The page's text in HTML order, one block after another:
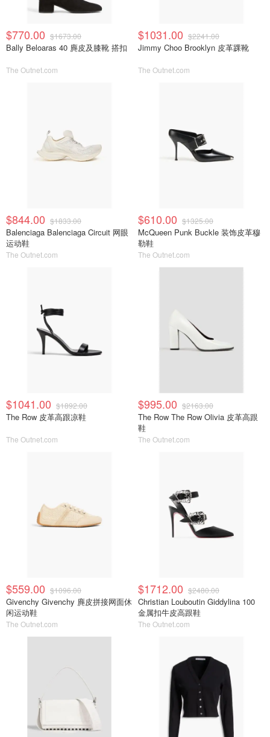
$770.00 $1673.00
Bally Beloaras 40 麂皮及膝靴 搭扣
The Outnet.com
$1031.00 $2241.00
Jimmy Choo Brooklyn 皮革踝靴
The Outnet.com
$844.00 $1833.00
Balenciaga Balenciaga Circuit 网眼
运动鞋
The Outnet.com
$610.00 $1325.00
McQueen Punk Buckle 装饰皮革穆
勒鞋
The Outnet.com
$1041.00 $1892.00
The Row 皮革高跟凉鞋
The Outnet.com
$995.00 $2163.00
The Row The Row Olivia 皮革高跟
鞋
The Outnet.com
$559.00 $1096.00
Givenchy Givenchy 麂皮拼接网面休
闲运动鞋
The Outnet.com
$1712.00 $2480.00
Christian Louboutin Giddylina 100
金属扣牛皮高跟鞋
The Outnet.com